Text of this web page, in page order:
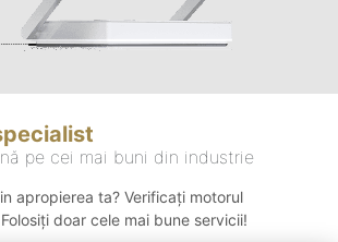
pe cei mai buni din industrie
apropierea ta? Verificați motorul
doar cele mai bune servicii!